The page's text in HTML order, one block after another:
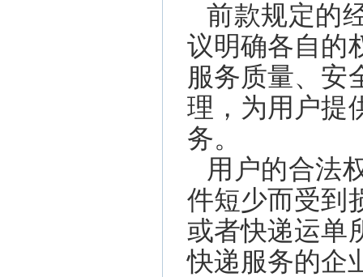
前款规定的
议明确各自的
服务质量、安
理，为用户提
务。
用户的合法
件短少而受到
或者快递运单
快递服务的企